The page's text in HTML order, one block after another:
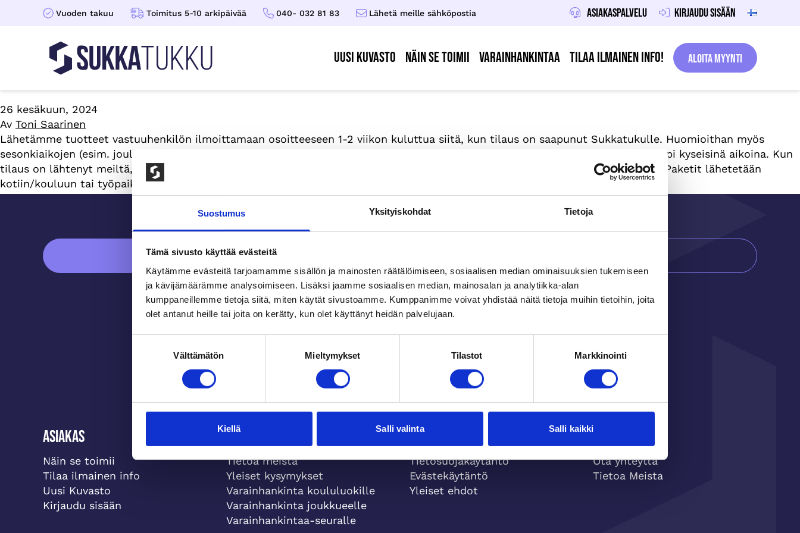
Suostumus Yksityiskohdat Tietoja
Tämä sivusto käyttää evästeitä
Käytämme evästeitä tarjoamamme sisällön ja mainosten räätälöimiseen, sosiaalisen median ominaisuuksien tukemiseen
ja kävijämäärämme analysoimiseen. Lisäksi jaamme sosiaalisen median, mainosalan ja analytiikka-alan
kumppaneillemme tietoja siitä, miten käytät sivustoamme. Kumppanimme voivat yhdistää näitä tietoja muihin tietoihin, joita
olet antanut heille tai joita on kerätty, kun olet käyttänyt heidän palvelujaan.
Välttämätön Mieltymykset Tilastot Markkinointi
Kiellä Salli valinta Salli kaikki
Vuoden takuu Toimitus 5-10 arkipäivää 040- 032 81 83 Lähetä meille sähköpostia Asiakaspalvelu Kirjaudu sisään
Sukkatukku
UUSI KUVASTO Näin se toimii Varainhankintaa Tilaa ilmainen info! Aloita Myynti
26 kesäkuun, 2024
Av Toni Saarinen
Lähetämme tuotteet vastuuhenkilön ilmoittamaan osoitteeseen 1-2 viikon kuluttua siitä, kun tilaus on saapunut Sukkatukulle. Huomioithan myös
sesonkiaikojen (esim. joulukuun) mukanaan tuomat lisääntyneet tilausmäärät, joiden vuoksi toimitusaika voi olla hieman pidempi kyseisinä aikoina. Kun
tilaus on lähtenyt meiltä, saat siitä myös tiedon sähköpostiisi . Tuotteet ovat perillä n. 2 -5 arkipäivän kuluttua sähköpostista. Paketit lähetetään
kotiin/kouluun tai työpaikalle toimitettuna.
ASIAKASPALVELU
Asiakas
Näin se toimii
Tilaa ilmainen info
Uusi Kuvasto
Kirjaudu sisään
Meistä
Tietoa meistä
Yleiset kysymykset
Varainhankinta koululuokille
Varainhankinta joukkueelle
Varainhankintaa-seuralle
Yleiset ehdot
Tietosuojakäytäntö
Evästekäytäntö
Yleiset ehdot
Ota yhteyttä
Ota yhteytta
Tietoa Meista